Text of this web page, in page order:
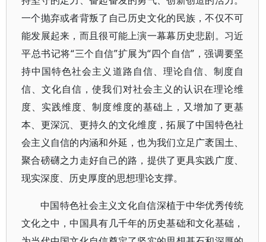
一个抛弃或者背叛了自己历史文化的民族，不仅不可
能发展起来，而且很可能上演一幕幕历史悲剧。习近
平总书记将“三个自信”扩展为“四个自信”，强调要坚
持中国特色社会主义道路自信、理论自信、制度自
信、文化自信，使我们对社会主义的认识在理论维
度、实践维度、制度维度的基础上，又增加了更基
本、更深沉、更持久的文化维度，拓展了中国特色社
会主义自信的内涵和外延，也为我们立足广袤国土、
聚合磅礴之力走好自己的路，提供了更具实践广度、
现实深度、历史厚度的思想理论支撑。
中国特色社会主义文化自信深植于中华优秀传统
文化之中，中国具有几千年的历史基础和文化基础，